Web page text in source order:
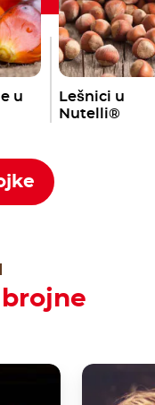
u
Lešnici u
Nutelli®